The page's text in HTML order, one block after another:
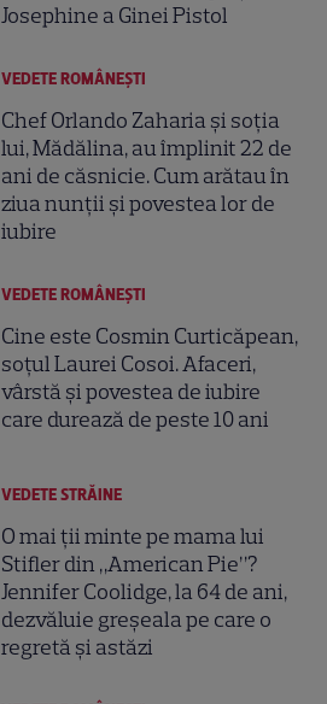
Josephine a Ginei Pistol
VEDETE ROMÂNEŞTI
Chef Orlando Zaharia și soția
lui, Mădălina, au împlinit 22 de
ani de căsnicie. Cum arătau în
ziua nunții și povestea lor de
iubire
VEDETE ROMÂNEŞTI
Cine este Cosmin Curticăpean,
soțul Laurei Cosoi. Afaceri,
vârstă și povestea de iubire
care durează de peste 10 ani
VEDETE STRĂINE
O mai ții minte pe mama lui
Stifler din „American Pie”?
Jennifer Coolidge, la 64 de ani,
dezvăluie greșeala pe care o
regretă și astăzi